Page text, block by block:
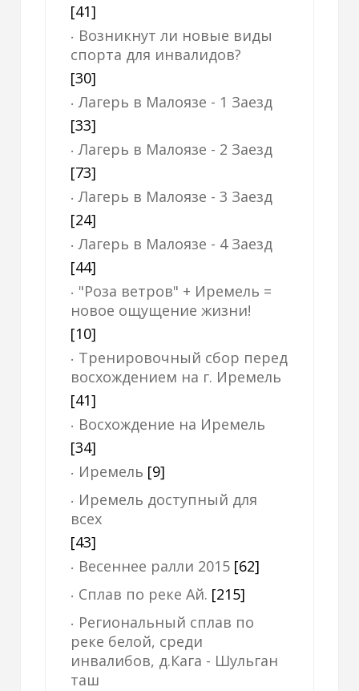
[41]
Возникнут ли новые виды
спорта для инвалидов?
[30]
Лагерь в Малоязе - 1 Заезд
[33]
Лагерь в Малоязе - 2 Заезд
[73]
Лагерь в Малоязе - 3 Заезд
[24]
Лагерь в Малоязе - 4 Заезд
[44]
"Роза ветров" + Иремель =
новое ощущение жизни!
[10]
Тренировочный сбор перед
восхождением на г. Иремель
[41]
Восхождение на Иремель
[34]
Иремель [9]
Иремель доступный для
всех
[43]
Весеннее ралли 2015 [62]
Сплав по реке Ай. [215]
Региональный сплав по
реке белой, среди
инвалибов, д.Кага - Шульган
таш